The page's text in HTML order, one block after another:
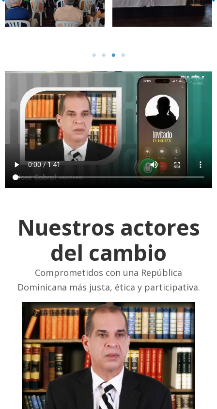
Nuestros actores
del cambio
Comprometidos con una República
Dominicana más justa, ética y participativa.